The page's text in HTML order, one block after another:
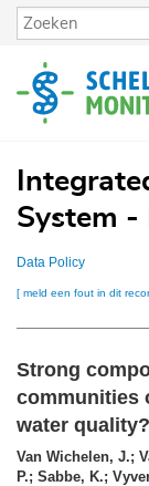
Overslaan
en
de
inhoud
System -
Data Policy
[ meld een fout in dit
Strong
communities
water quality?
Van Wichelen, J.;
P.; Sabbe, K.;